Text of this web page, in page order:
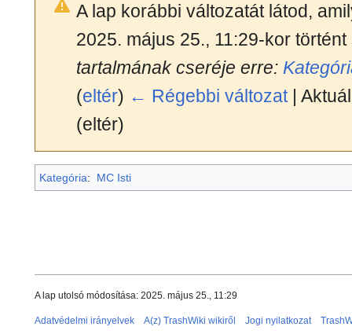
A lap korábbi változatát látod,
2025. május 25., 11:29-kor
tartalmának cseréje erre:
(eltér) ← Régebbi változat|
(eltér)
Kategória: MC Isti
A lap utolsó módosítása: 2025. május 25., 11:29
Adatvédelmi irányelvek A(z) TrashWiki wikiről Jogi nyilatkozat